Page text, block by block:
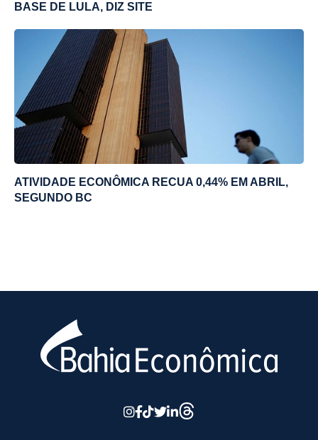
BASE DE LULA, DIZ SITE
ATIVIDADE ECONÔMICA RECUA 0,44% EM ABRIL,
SEGUNDO BC